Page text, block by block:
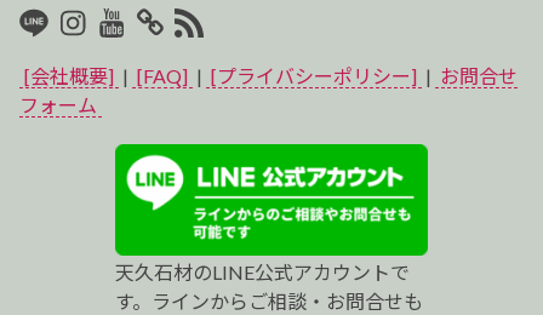
LINEInstagram
Youtube
マ
イ
ス
ト
ロ
RSS2
[会社概要] | [FAQ] | [プライバシーポリシー] | お問合せ
フォーム
天久石材のLINE公式アカウントで
す。ラインからご相談・お問合せも